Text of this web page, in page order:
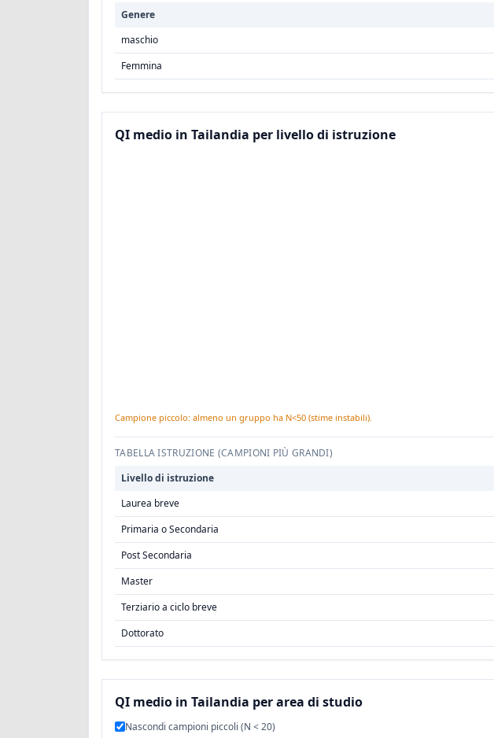
Genere
maschio
Femmina
QI medio in Tailandia per livello di istruzione
Campione piccolo: almeno un gruppo ha N<50 (stime instabili).
TABELLA ISTRUZIONE (CAMPIONI PIÙ GRANDI)
Livello di istruzione
Laurea breve
Primaria o Secondaria
Post Secondaria
Master
Terziario a ciclo breve
Dottorato
QI medio in Tailandia per area di studio
Nascondi campioni piccoli (N < 20)